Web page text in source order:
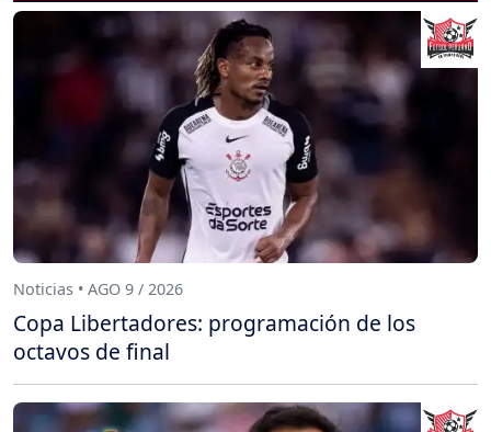
Noticias • AGO 9 / 2026
Copa Libertadores: programación de los
octavos de final